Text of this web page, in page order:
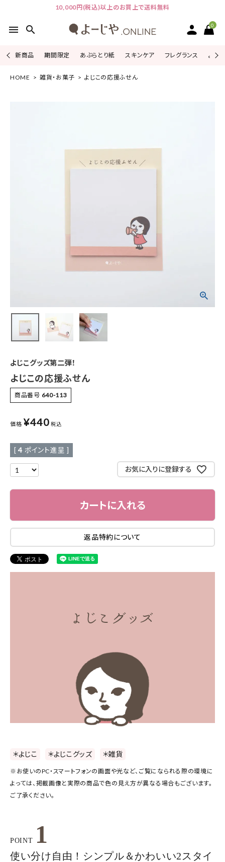
10,000円(税込)以上のお買上で送料無料
menu search 0
新商品 期間限定 あぶらとり紙 スキンケア フレグランス よじ
ACCOUNT MENU
カテゴリーから探す
お客さま向け窓口(お問い合わせ)
メディアさま向け窓口
店舗情報
HOME 雑貨・お菓子 よじこの応援ふせん
よじこグッズ第二弾！
よじこの応援ふせん
商品番号 640-113
価格 ¥440 税込
[ 4 ポイント進呈 ]
お気に入りに登録する
カートに入れる
返品特約について
よじこグッズ
＊よじこ ＊よじこグッズ ＊雑貨
※お使いのPC・スマートフォンの画面や光など、ご覧になられる際の環境に
よっては、掲載画像と実際の商品で色の見え方が異なる場合もございます。
ご了承ください。
POINT 1
使い分け自由！シンプル＆かわいい2スタイ